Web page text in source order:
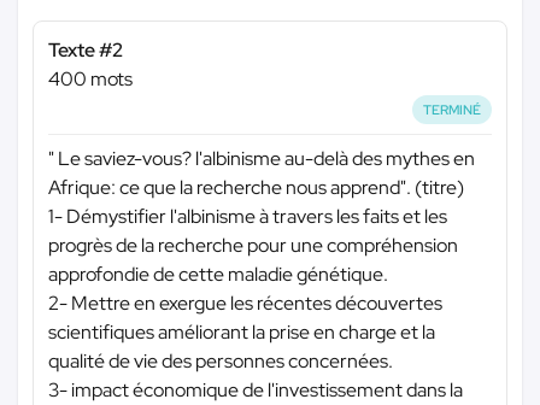
Texte #2
400 mots
TERMINÉ
" Le saviez-vous? l'albinisme au-delà des mythes en
Afrique: ce que la recherche nous apprend". (titre)
1- Démystifier l'albinisme à travers les faits et les
progrès de la recherche pour une compréhension
approfondie de cette maladie génétique.
2- Mettre en exergue les récentes découvertes
scientifiques améliorant la prise en charge et la
qualité de vie des personnes concernées.
3- impact économique de l'investissement dans la